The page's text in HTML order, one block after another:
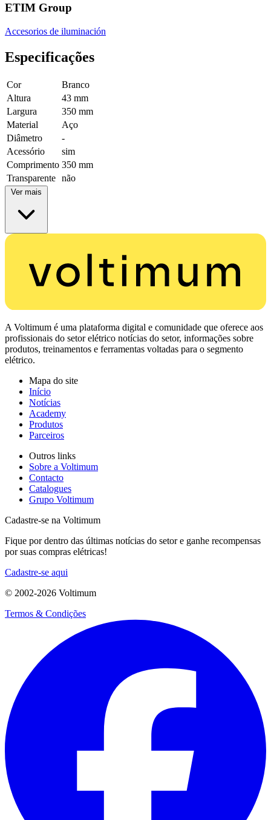
ETIM Group
Accesorios de iluminación
Especificações
Cor
Branco
Altura
43 mm
Largura
350 mm
Material
Aço
Diâmetro
-
Acessório
sim
Comprimento 350 mm
Transparente não
Ver mais
A Voltimum é uma plataforma digital e comunidade que oferece aos
profissionais do setor elétrico notícias do setor, informações sobre
produtos, treinamentos e ferramentas voltadas para o segmento
elétrico.
Mapa do site
Início
Notícias
Academy
Produtos
Parceiros
Outros links
Sobre a Voltimum
Contacto
Catalogues
Grupo Voltimum
Cadastre-se na Voltimum
Fique por dentro das últimas notícias do setor e ganhe recompensas
por suas compras elétricas!
Cadastre-se aqui
© 2002-2026 Voltimum
Termos & Condições